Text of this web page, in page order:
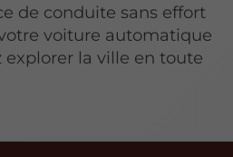
de conduite sans effort
voiture automatique
explorer la ville en toute